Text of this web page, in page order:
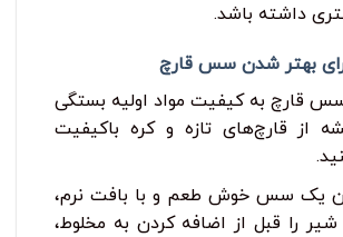
داشته باشد.
بهتر شدن سس قارچ
قارچ به کیفیت مواد اولیه بستگی
از قارچ‌های تازه و کره باکیفیت
یک سس خوش ‌طعم و با بافت نرم،
را قبل از اضافه کردن به مخلوط،